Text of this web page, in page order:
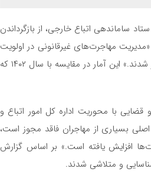
ساماندهی اتباع خارجی، از بازگرداندن
داد. وی اعلام کرد: «مدیریت مهاجرت‌های غیرقانونی در اولویت
قرار دارد و در سال گذشته ۳۰۰ هزار نفر از اتباع فاقد مدارک قانونی از تهران رد مرز شدند.» این آمار در مقایسه با سال ۱۴۰۲ که
قضایی با محوریت اداره کل امور اتباع و
بسیاری از مهاجران فاقد مجوز است،
افزایش یافته است.» بر اساس گزارش